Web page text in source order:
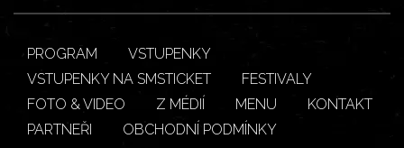
PROGRAM
VSTUPENKY
VSTUPENKY NA SMSTICKET
FESTIVALY
FOTO & VIDEO
Z MÉDIÍ MENU
KONTAKT
PARTNEŘI
OBCHODNÍ PODMÍNKY